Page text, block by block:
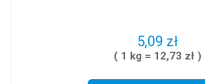
5,09 zł
( 1 kg = 12,73 zł )